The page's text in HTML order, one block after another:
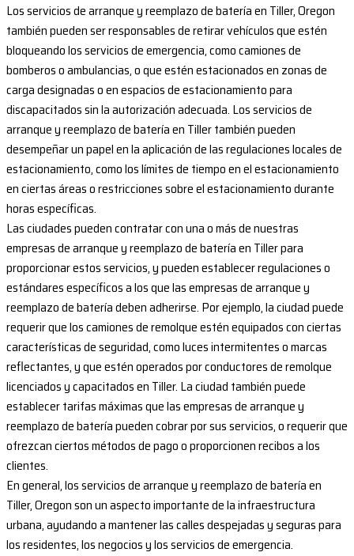
Los servicios de arranque y reemplazo de batería en Tiller, Oregon
también pueden ser responsables de retirar vehículos que estén
bloqueando los servicios de emergencia, como camiones de
bomberos o ambulancias, o que estén estacionados en zonas de
carga designadas o en espacios de estacionamiento para
discapacitados sin la autorización adecuada. Los servicios de
arranque y reemplazo de batería en Tiller también pueden
desempeñar un papel en la aplicación de las regulaciones locales de
estacionamiento, como los límites de tiempo en el estacionamiento
en ciertas áreas o restricciones sobre el estacionamiento durante
horas específicas.
Las ciudades pueden contratar con una o más de nuestras
empresas de arranque y reemplazo de batería en Tiller para
proporcionar estos servicios, y pueden establecer regulaciones o
estándares específicos a los que las empresas de arranque y
reemplazo de batería deben adherirse. Por ejemplo, la ciudad puede
requerir que los camiones de remolque estén equipados con ciertas
características de seguridad, como luces intermitentes o marcas
reflectantes, y que estén operados por conductores de remolque
licenciados y capacitados en Tiller. La ciudad también puede
establecer tarifas máximas que las empresas de arranque y
reemplazo de batería pueden cobrar por sus servicios, o requerir que
ofrezcan ciertos métodos de pago o proporcionen recibos a los
clientes.
En general, los servicios de arranque y reemplazo de batería en
Tiller, Oregon son un aspecto importante de la infraestructura
urbana, ayudando a mantener las calles despejadas y seguras para
los residentes, los negocios y los servicios de emergencia.